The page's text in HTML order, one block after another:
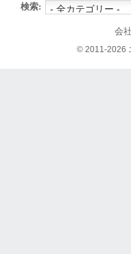
検索:
会
© 2011-2026